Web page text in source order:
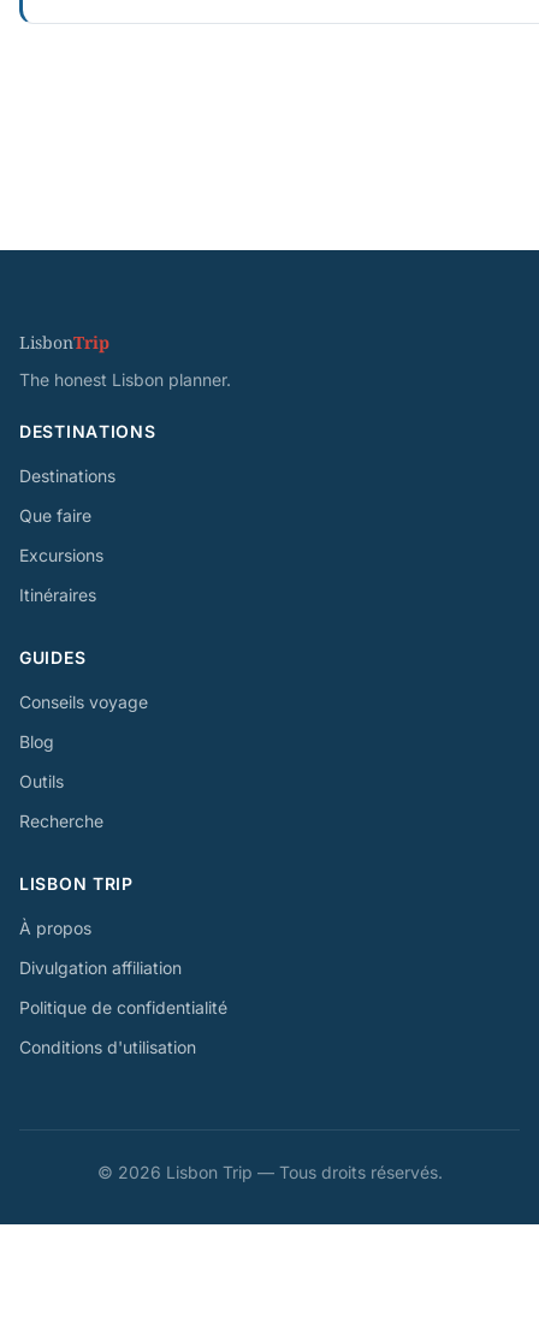
LisbonTrip
The honest Lisbon planner.
DESTINATIONS
Destinations
Que faire
Excursions
Itinéraires
GUIDES
Conseils voyage
Blog
Outils
Recherche
LISBON TRIP
À propos
Divulgation affiliation
Politique de confidentialité
Conditions d'utilisation
© 2026 Lisbon Trip — Tous droits réservés.